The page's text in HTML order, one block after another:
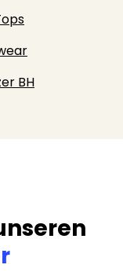
BH